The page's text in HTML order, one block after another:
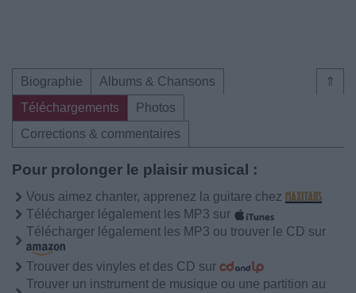
⇑
Biographie
Albums & Chansons
Téléchargements
Photos
Corrections & commentaires
Pour prolonger le plaisir musical :
Vous aimez chanter, apprenez la guitare chez
Télécharger légalement les MP3 sur
Télécharger légalement les MP3 ou trouver le CD sur
Trouver des vinyles et des CD sur
Trouver un instrument de musique ou une partition au